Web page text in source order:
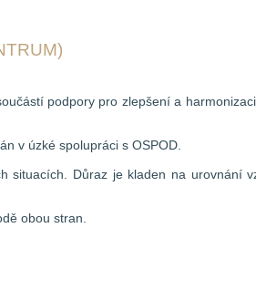
podpory pro zlepšení a
v úzké spolupráci s OSPOD.
situacích. Důraz je kladen na urovnání
obou stran.